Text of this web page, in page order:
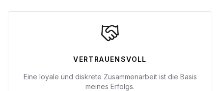
VERTRAUENSVOLL
Eine loyale und diskrete Zusammenarbeit ist die Basis
meines Erfolgs.